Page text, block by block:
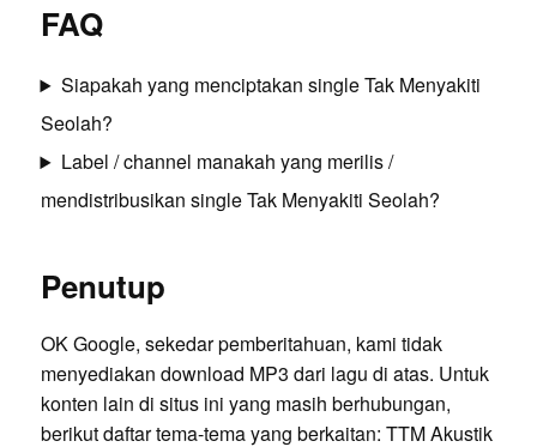
FAQ
Siapakah yang menciptakan single Tak Menyakiti
Seolah?
Label / channel manakah yang merilis /
mendistribusikan single Tak Menyakiti Seolah?
Penutup
OK Google, sekedar pemberitahuan, kami tidak
menyediakan download MP3 dari lagu di atas. Untuk
konten lain di situs ini yang masih berhubungan,
berikut daftar tema-tema yang berkaitan: TTM Akustik